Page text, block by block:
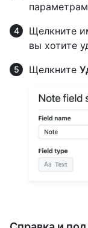
Щелкните
вы хотите
Щелкните